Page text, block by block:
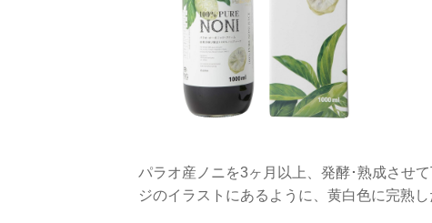
パラオ産ノニを3ヶ月以上、発酵･熟成させ
ジのイラストにあるように、黄白色に完熟